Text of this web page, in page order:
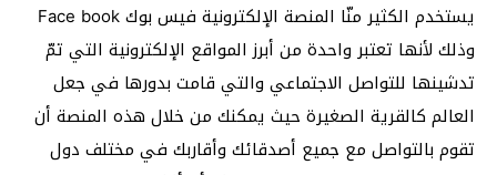
يستخدم الكثير منّا المنصة الإلكترونية فيس بوك Face book
وذلك لأنها تعتبر واحدة من أبرز المواقع الإلكترونية التي تمّ
تدشينها للتواصل الاجتماعي والتي قامت بدورها في جعل
العالم كالقرية الصغيرة حيث يمكنك من خلال هذه المنصة أن
تقوم بالتواصل مع جميع أصدقائك وأقاربك في مختلف دول